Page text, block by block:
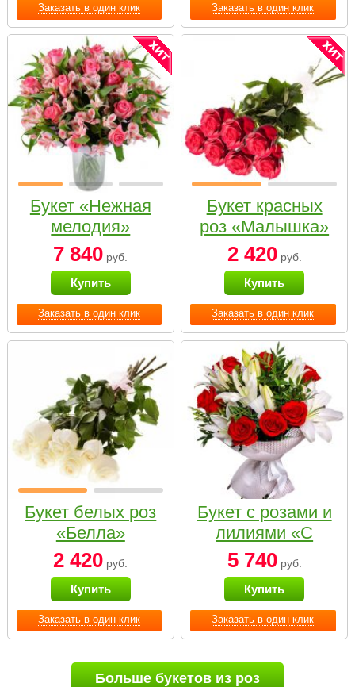
Заказать в один клик Заказать в один клик
Заказать в один клик
Букет «Нежная
мелодия»
7 840 руб.
Купить
Заказать в один клик
Букет красных
роз «Малышка»
2 420руб.
Купить
Заказать в один клик
Букет белых роз
«Белла»
2 420 руб.
Купить
Заказать в один клик
Букет с розами и
лилиями «С
наилучшими
пожеланиями»
5 740руб.
Купить
Больше букетов из роз